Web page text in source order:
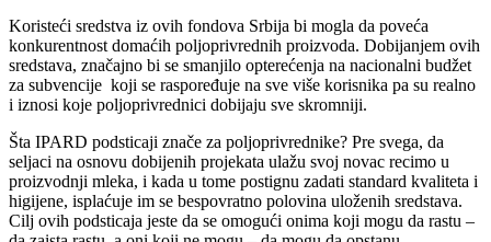
Koristeći sredstva iz ovih fondova Srbija bi mogla da poveća
konkurentnost domaćih poljoprivrednih proizvoda. Dobijanjem ovih
sredstava, značajno bi se smanjilo opterećenja na nacionalni budžet
za subvencije koji se raspoređuje na sve više korisnika pa su realno
i iznosi koje poljoprivrednici dobijaju sve skromniji.
Šta IPARD podsticaji znače za poljoprivrednike? Pre svega, da
seljaci na osnovu dobijenih projekata ulažu svoj novac recimo u
proizvodnji mleka, i kada u tome postignu zadati standard kvaliteta i
higijene, isplaćuje im se bespovratno polovina uloženih sredstava.
Cilj ovih podsticaja jeste da se omogući onima koji mogu da rastu –